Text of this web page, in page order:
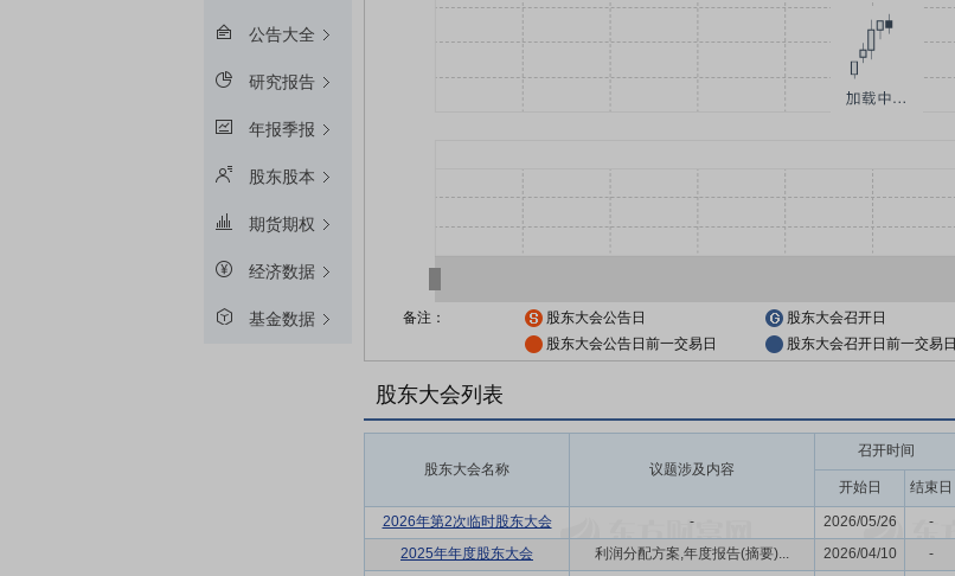
公告大全
研究报告
年报季报
股东股本
期货期权
经济数据
基金数据 备注： 股东大会公告日 股东大会召开日
股东大会公告日前一交易日
股东大会召开日前一交易日
股东大会列表
股东大会名称 议题涉及内容
召开时间
开始日
结束日
2026年第2次临时股东大会 - 2026/05/26 -
2025年年度股东大会
利润分配方案,年度报告(摘要)... 2026/04/10 -